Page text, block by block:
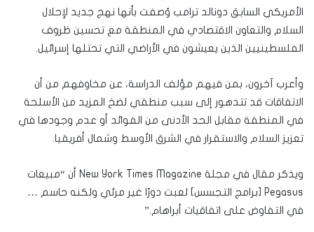
الأمريكي السابق دونالد ترامب وُصفت بأنها نهج جديد لإحلال
السلام والتعاون الاقتصادي في المنطقة مع تحسين ظروف
الفلسطينيين الذين يعيشون في الأراضي التي تحتلها إسرائيل.
وأعرب آخرون، بمن فيهم مؤلف الدراسة، عن مخاوفهم من أن
الاتفاقات قد تتدهور إلى سبب منطقي لضخ المزيد من الأسلحة
في المنطقة مقابل الحد الأدنى من الفوائد أو عدم وجودها في
تعزيز السلام والاستقرار في الشرق الأوسط وشمال أفريقيا.
ويذكر مقال في مجلة New York Times Magazine أن “مبيعات
Pegasus [برامج التجسس] لعبت دورًا غير مرئي ولكنه حاسم …
في التفاوض على اتفاقيات أبراهام.”